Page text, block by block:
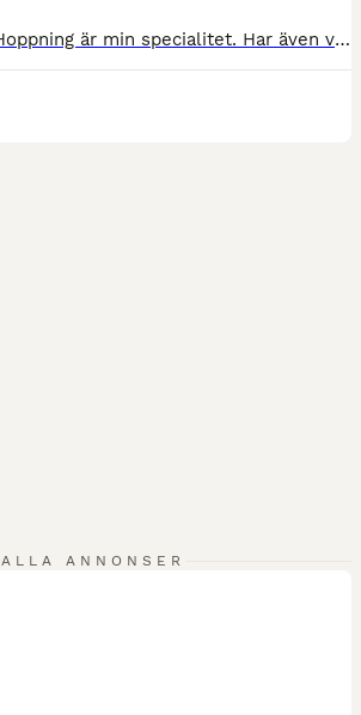
Tre bra gångarter. Hoppning är min specialitet. Har även varit ute på terrängbanan och det gillar jag. Jag älskar vara ute i naturen i skog, mark och vatten. Är lätt i all hantering med lastning och har inga problem stå ensam i boxen. Jag önskar ett nytt hem där jag kan utvecklas vidare och få lite mer uppmärksamhet och tid tillsammans med min ryttare. Viktigt att min
ALLA ANNONSER